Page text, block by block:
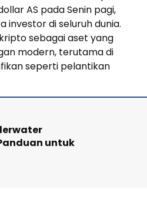
AS pada Senin pagi,
di seluruh dunia.
sebagai aset yang
modern, terutama di
seperti pelantikan
untuk